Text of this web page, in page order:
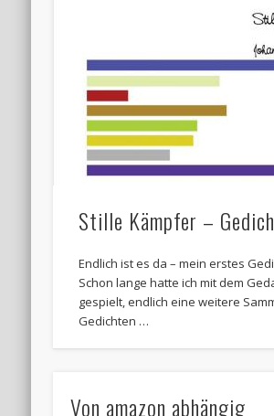
Stille Kämpfer –
Endlich ist es da – mein erstes
Schon lange hatte ich mit dem
gespielt, endlich eine weitere
Gedichten …
Von amazon abhängig